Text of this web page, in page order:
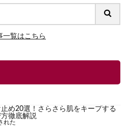
一覧はこちら
め20選！さらさら肌をキープする
徹底解説
れた